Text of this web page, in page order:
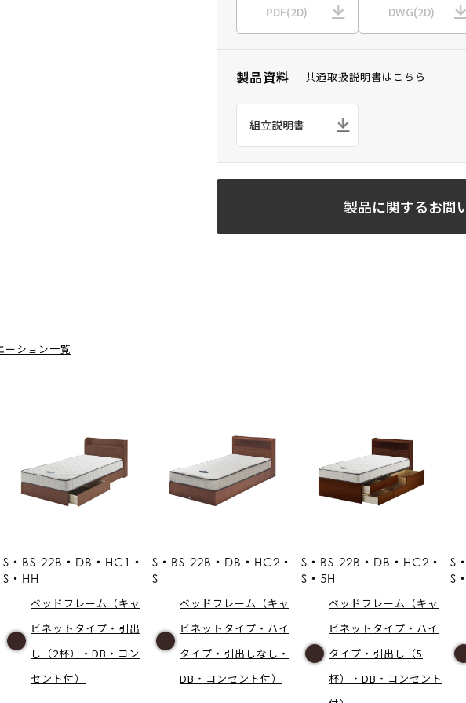
PDF(2D) DWG(2D)
製品資料 共通取扱説明書はこちら
組立説明書
製品に関するお問
ーション一覧
S・BS-22B・DB・HC1・
S・HH
ベッドフレーム（キャ
ビネットタイプ・引出
し（2杯）・DB・コン
セント付）
S・BS-22B・DB・HC2・
S
ベッドフレーム（キャ
ビネットタイプ・ハイ
タイプ・引出しなし・
DB・コンセント付）
S・BS-22B・DB・HC2・
S・5H
ベッドフレーム（キャ
ビネットタイプ・ハイ
タイプ・引出し（5
杯）・DB・コンセント
S
S